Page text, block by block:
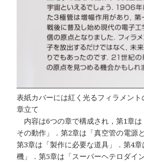
表紙カバーには紅く光るフィラメント
章立て
内容は6つの章で構成され，第1章は
その動作」．第2章は「真空管の電源
第3章は「製作に必要な道具」．第4
機」．第5章は「スーパーヘテロダイ